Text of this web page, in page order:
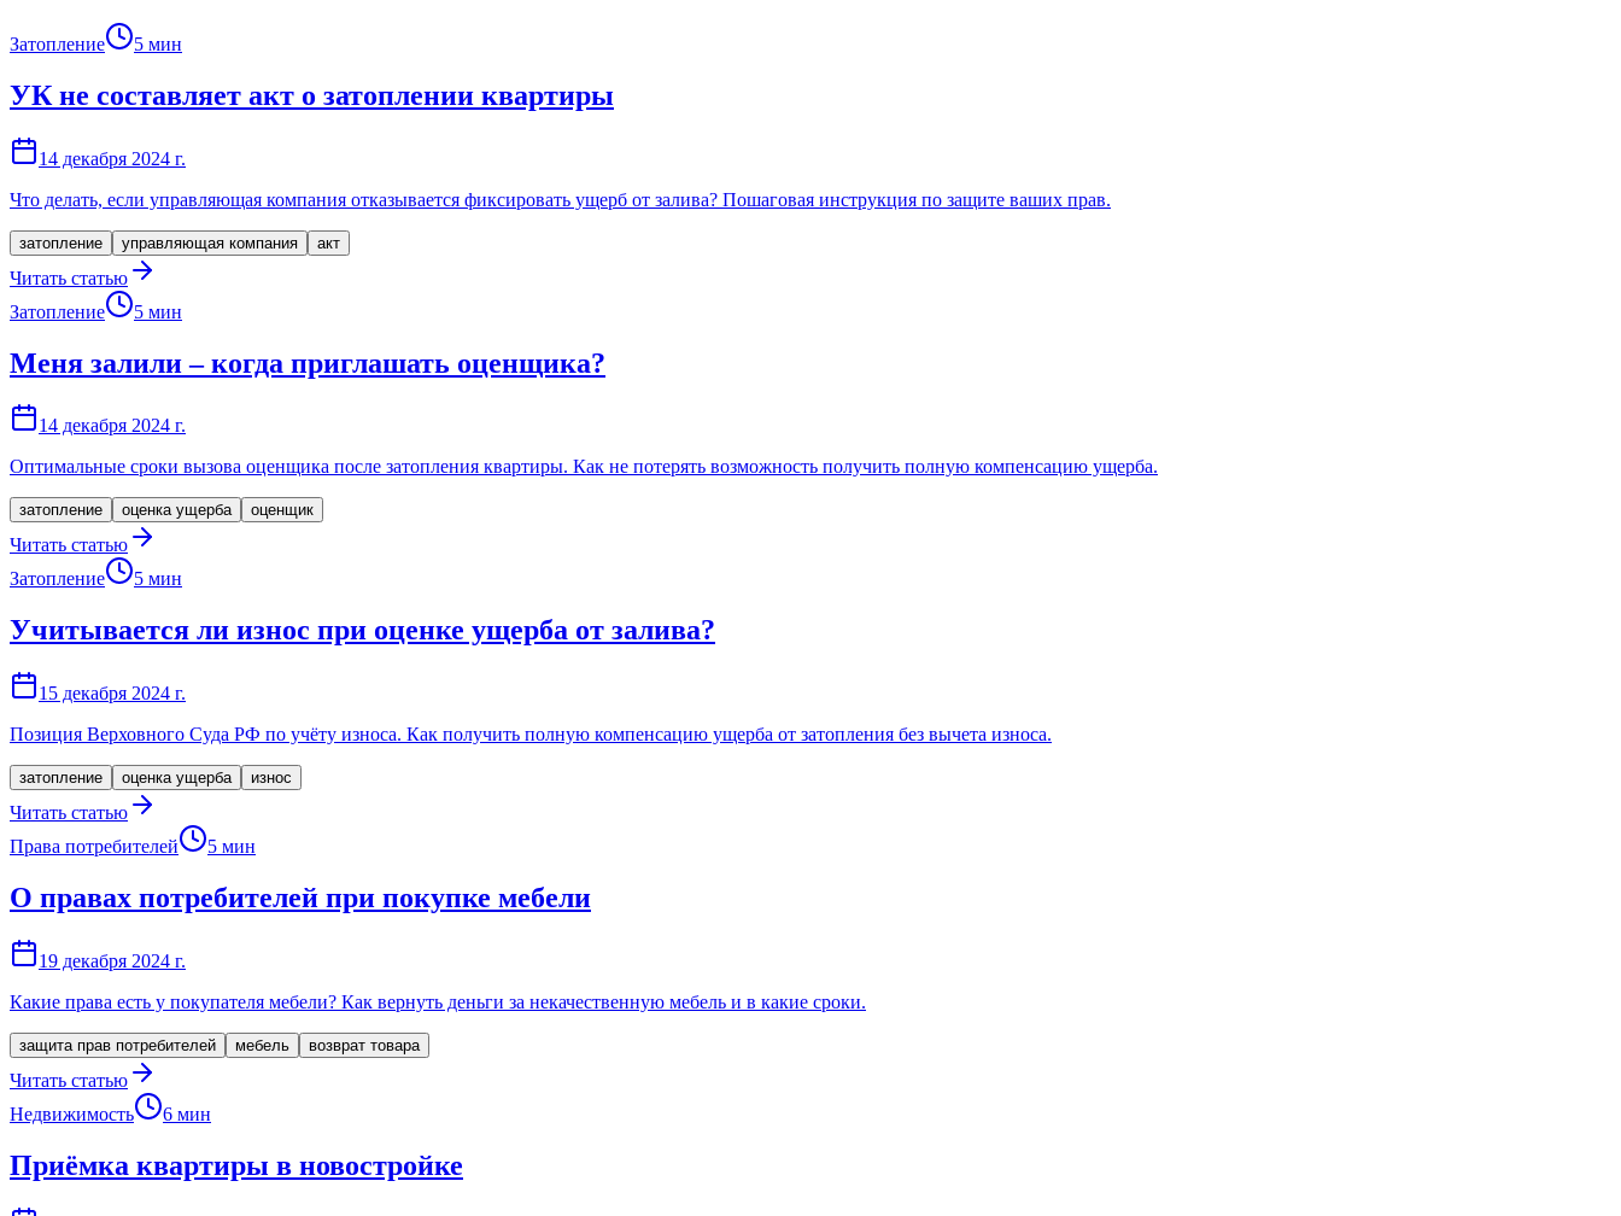
Затопление 5 мин
УК не составляет акт о затоплении квартиры
14 декабря 2024 г.
Что делать, если управляющая компания отказывается фиксировать ущерб от залива? Пошаговая инструкция по защите ваших прав.
затопление управляющая компания акт
Читать статью
Затопление
5 мин
Меня залили – когда приглашать оценщика?
14 декабря 2024 г.
Оптимальные сроки вызова оценщика после затопления квартиры. Как не потерять возможность получить полную компенсацию ущерба.
затопление оценка ущерба оценщик
Читать статью
Затопление
5 мин
Учитывается ли износ при оценке ущерба от залива?
15 декабря 2024 г.
Позиция Верховного Суда РФ по учёту износа. Как получить полную компенсацию ущерба от затопления без вычета износа.
затопление оценка ущерба износ
Читать статью
Права потребителей
5 мин
О правах потребителей при покупке мебели
19 декабря 2024 г.
Какие права есть у покупателя мебели? Как вернуть деньги за некачественную мебель и в какие сроки.
защита прав потребителей мебель возврат товара
Читать статью
Недвижимость
6 мин
Приёмка квартиры в новостройке